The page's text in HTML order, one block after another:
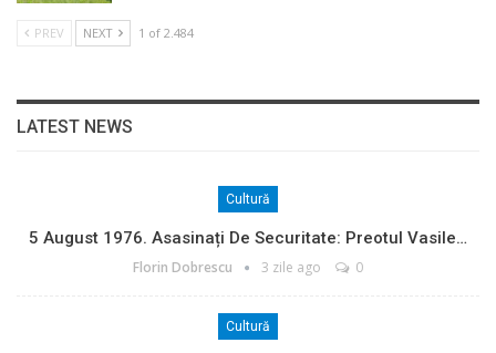
PREV NEXT 1 of 2.484
LATEST NEWS
Cultură
5 August 1976. Asasinați De Securitate: Preotul Vasile…
Florin Dobrescu 3 zile ago 0
Cultură